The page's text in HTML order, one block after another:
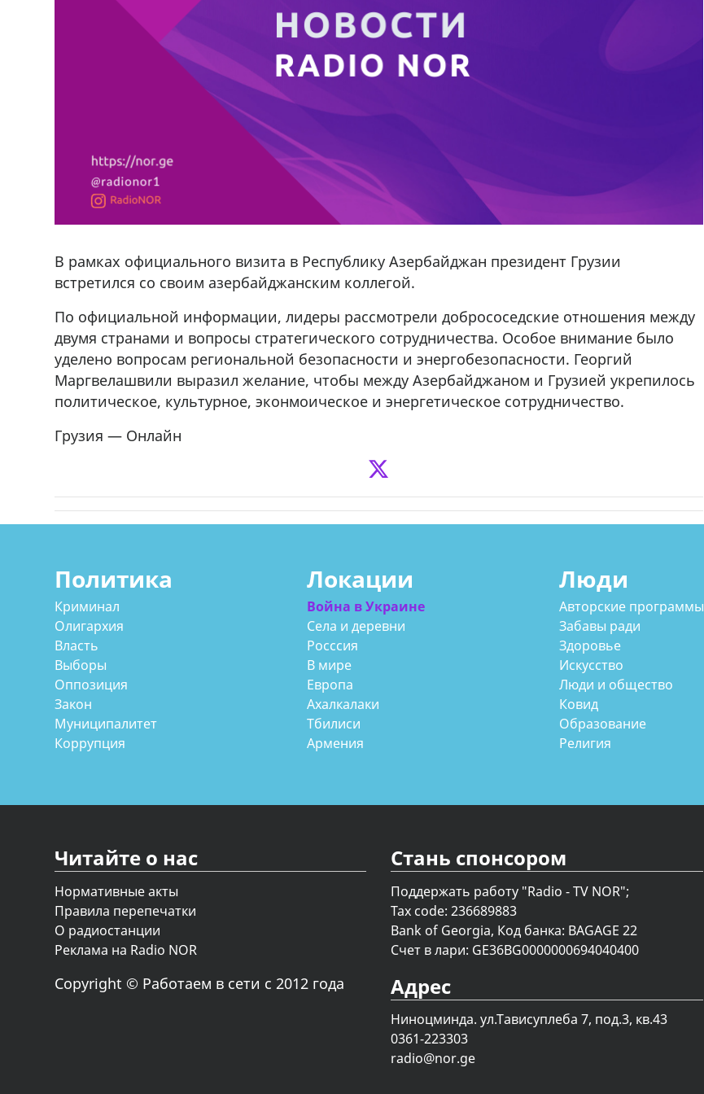
В рамках официального визита в Республику Азербайджан президент Грузии
встретился со своим азербайджанским коллегой.
По официальной информации, лидеры рассмотрели добрососедские отношения между
двумя странами и вопросы стратегического сотрудничества. Особое внимание было
уделено вопросам региональной безопасности и энергобезопасности. Георгий
Маргвелашвили выразил желание, чтобы между Азербайджаном и Грузией укрепилось
политическое, культурное, эконмоическое и энергетическое сотрудничество.
Грузия — Онлайн
Политика
Криминал
Олигархия
Власть
Выборы
Оппозиция
Закон
Муниципалитет
Коррупция
Локации
Война в Украине
Села и деревни
Росссия
В мире
Европа
Ахалкалаки
Тбилиси
Армения
Люди
Авторские программы
Забавы ради
Здоровье
Искусство
Люди и общество
Ковид
Образование
Религия
Читайте о нас
Нормативные акты
Правила перепечатки
О радиостанции
Реклама на Radio NOR
Copyright © Работаем в сети с 2012 года
Стань спонсором
Поддержать работу "Radio - TV NOR";
Tax code: 236689883
Bank of Georgia, Код банка: BAGAGE 22
Счет в лари: GE36BG0000000694040400
Адрес
Ниноцминда. ул.Тависуплеба 7, под.3, кв.43
0361-223303
radio@nor.ge